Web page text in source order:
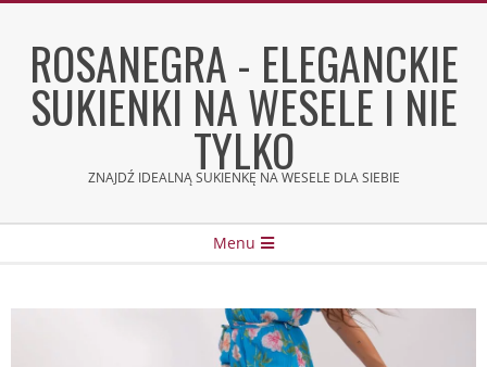
contentROSANEGRA - ELEGANCKIE
SUKIENKI NA WESELE I NIE
TYLKO
ZNAJDŹ IDEALNĄ SUKIENKĘ NA WESELE DLA SIEBIE
Menu